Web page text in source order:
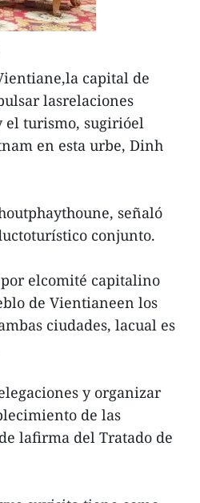
capital de
lasrelaciones
el turismo, sugirióel
en esta urbe, Dinh
señaló
conjunto.
elcomité capitalino
de Vientianeen los
ciudades, lacual es
y organizar
de las
lafirma del Tratado de